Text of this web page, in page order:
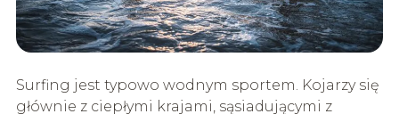
Surfing jest typowo wodnym sportem. Kojarzy się
głównie z ciepłymi krajami, sąsiadującymi z